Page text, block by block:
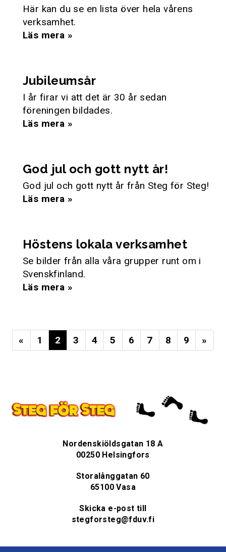
Här kan du se en lista över hela vårens
verksamhet.
Läs mera »
Jubileumsår
I år firar vi att det är 30 år sedan
föreningen bildades.
Läs mera »
God jul och gott nytt år!
God jul och gott nytt år från Steg för Steg!
Läs mera »
Höstens lokala verksamhet
Se bilder från alla våra grupper runt om i
Svenskfinland.
Läs mera »
« 1 2 3 4 5 6 7 8 9 »
Nordenskiöldsgatan 18 A
00250 Helsingfors
Storalånggatan 60
65100 Vasa
Skicka e-post till
stegforsteg@fduv.fi